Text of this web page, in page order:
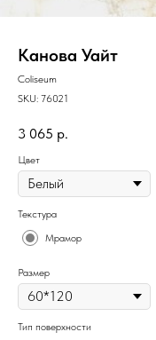
Канова Уайт
Coliseum
SKU: 76021
3 065 р.
Цвет
Текстура
Мрамор
Размер
Тип поверхности